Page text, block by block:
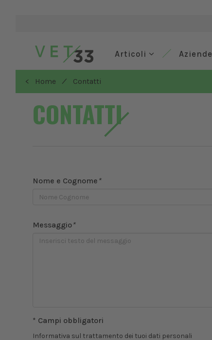
Articoli Aziende
< Home / Contatti
CONTATTI
Nome e Cognome *
Messaggio*
* Campi obbligatori
Informativa sul trattamento dei tuoi dati personali